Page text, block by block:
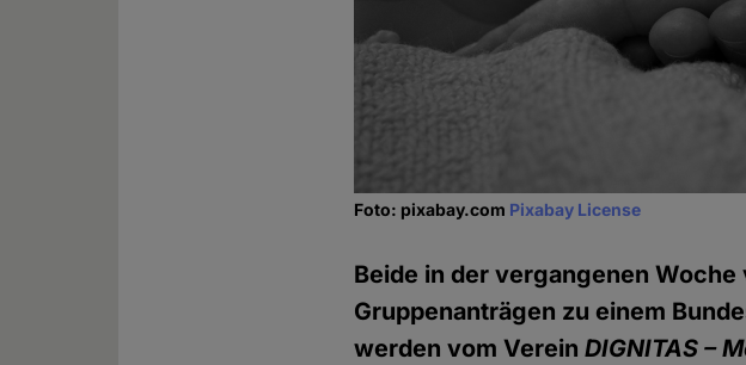
Foto: pixabay.com Pixabay License
Beide in der vergangenen
Gruppenanträgen zu einem
werden vom VereinDIGNITAS –